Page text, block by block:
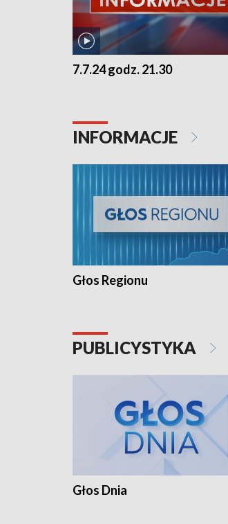
7.7.24 godz. 21.30
INFORMACJE
Głos Regionu
PUBLICYSTYKA
Głos Dnia